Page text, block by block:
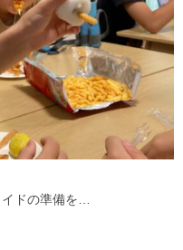
ドの準備を…